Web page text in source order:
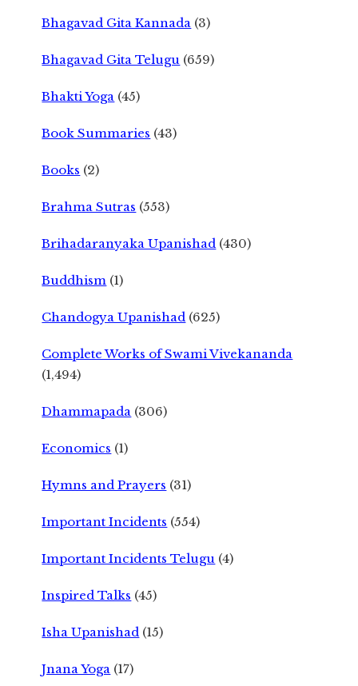
Bhagavad Gita Kannada (3)
Bhagavad Gita Telugu (659)
Bhakti Yoga (45)
Book Summaries (43)
Books (2)
Brahma Sutras (553)
Brihadaranyaka Upanishad (430)
Buddhism (1)
Chandogya Upanishad (625)
Complete Works of Swami Vivekananda
(1,494)
Dhammapada (306)
Economics (1)
Hymns and Prayers (31)
Important Incidents (554)
Important Incidents Telugu (4)
Inspired Talks (45)
Isha Upanishad (15)
Jnana Yoga (17)